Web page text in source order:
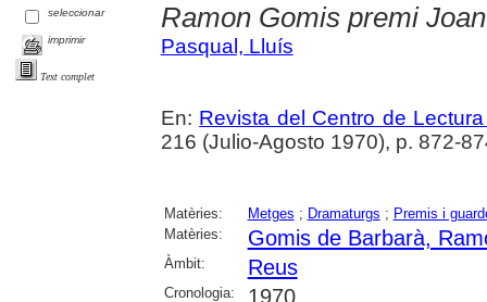
seleccionar
imprimir
Text complet
Ramon Gomis premi
Pasqual, Lluís
En: Revista del Centro de
216 (Julio-Agosto 1970), p. 872-
Matèries: Metges ; Dramaturgs ; Premis i
Matèries:
Gomis de Barbarà,
Àmbit: Reus
Cronologia: 1970